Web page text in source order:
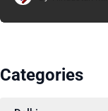
Categories